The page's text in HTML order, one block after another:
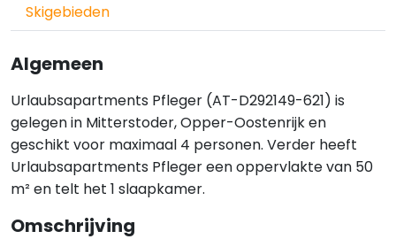
Skigebieden
Algemeen
Urlaubsapartments Pfleger (AT-D292149-621) is
gelegen in Mitterstoder, Opper-Oostenrijk en
geschikt voor maximaal 4 personen. Verder heeft
Urlaubsapartments Pfleger een oppervlakte van 50
m² en telt het 1 slaapkamer.
Omschrijving